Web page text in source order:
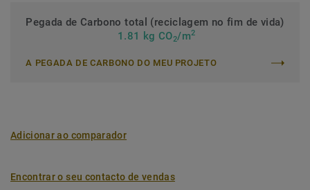
Pegada de Carbono total (reciclagem no fim de vida)
1.81 kg CO2/m2
A PEGADA DE CARBONO DO MEU PROJETO
Adicionar ao comparador
Encontrar o seu contacto de vendas